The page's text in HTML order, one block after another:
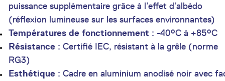
puissance supplémentaire grâce à l’effet d’albédo
(réflexion lumineuse sur les surfaces environnantes)
Températures de fonctionnement : -40°C à +85°C
Résistance : Certifié IEC, résistant à la grêle (norme
RG3)
Esthétique : Cadre en aluminium anodisé noir avec